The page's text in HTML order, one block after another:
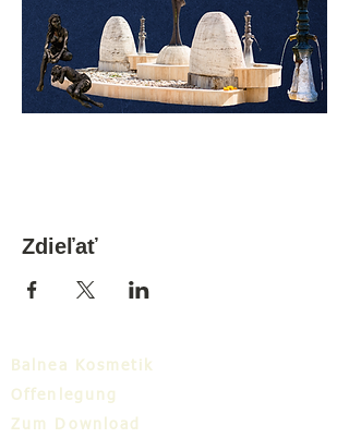
Zdieľať
Balnea Kosmetik
Offenlegung
Zum Download